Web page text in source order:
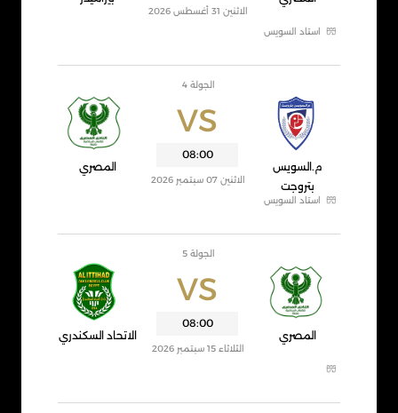
استاد السويس
الاثنين 31 أغسطس 2026
VS
م.السويس
بتروجت
استاد السويس
08:00
الجولة 4
الاثنين 07 سبتمبر 2026
المصري
VS
المصري
08:00
الجولة 5
الثلاثاء 15 سبتمبر 2026
الاتحاد السكندري